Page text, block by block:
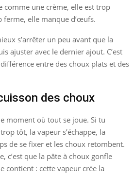
comme une crème, elle est trop
ferme, elle manque d’œufs.
s’arrêter un peu avant que la
ajuster avec le dernier ajout. C’est
entre des choux plats et des
des choux
moment où tout se joue. Si tu
tôt, la vapeur s’échappe, la
de se fixer et les choux retombent.
c’est que la pâte à choux gonfle
contient : cette vapeur crée la